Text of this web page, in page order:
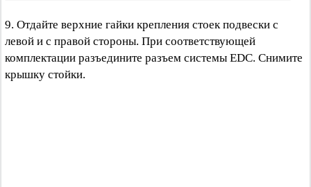
9. Отдайте верхние гайки крепления стоек подвески с
левой и с правой стороны. При соответствующей
комплектации разъедините разъем системы EDC. Снимите
крышку стойки.